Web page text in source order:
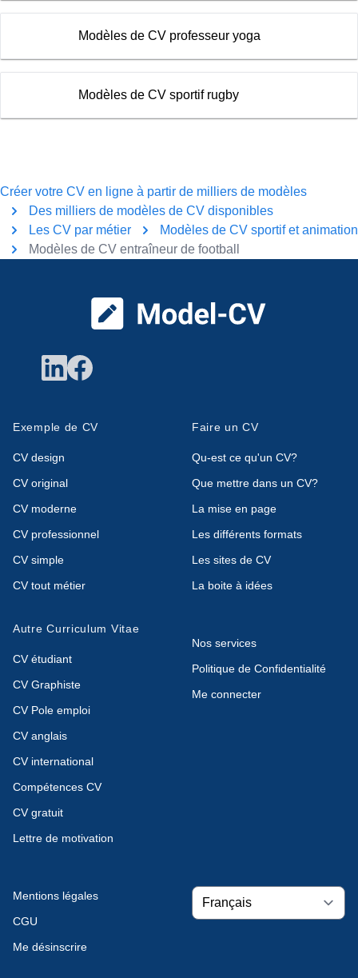
Modèles de CV professeur yoga
Modèles de CV sportif rugby
Créer votre CV en ligne à partir de milliers de modèles
Des milliers de modèles de CV disponibles
Les CV par métier
Modèles de CV sportif et animation
Modèles de CV entraîneur de football
Exemple de CV
CV design
CV original
CV moderne
CV professionnel
CV simple
CV tout métier
Faire un CV
Qu-est ce qu'un CV?
Que mettre dans un CV?
La mise en page
Les différents formats
Les sites de CV
La boite à idées
Autre Curriculum Vitae
CV étudiant
CV Graphiste
CV Pole emploi
CV anglais
CV international
Compétences CV
CV gratuit
Lettre de motivation
Nos services
Politique de Confidentialité
Me connecter
Mentions légales
CGU
Me désinscrire